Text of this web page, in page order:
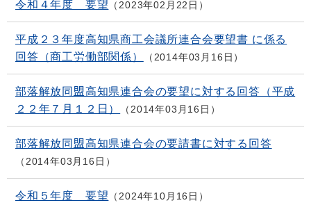
令和４年度 要望 2023年02月22日
平成２３年度高知県商工会議所連合会要望書 に係る
回答（商工労働部関係）
2014年03月16日
部落解放同盟高知県連合会の要望に対する回答（平成
２２年７月１２日）
2014年03月16日
部落解放同盟高知県連合会の要請書に対する回答
2014年03月16日
令和５年度 要望 2024年10月16日